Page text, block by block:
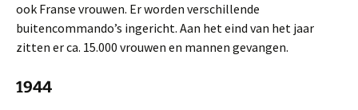
ook Franse vrouwen. Er worden verschillende
buitencommando’s ingericht. Aan het eind van het jaar
zitten er ca. 15.000 vrouwen en mannen gevangen.
1944